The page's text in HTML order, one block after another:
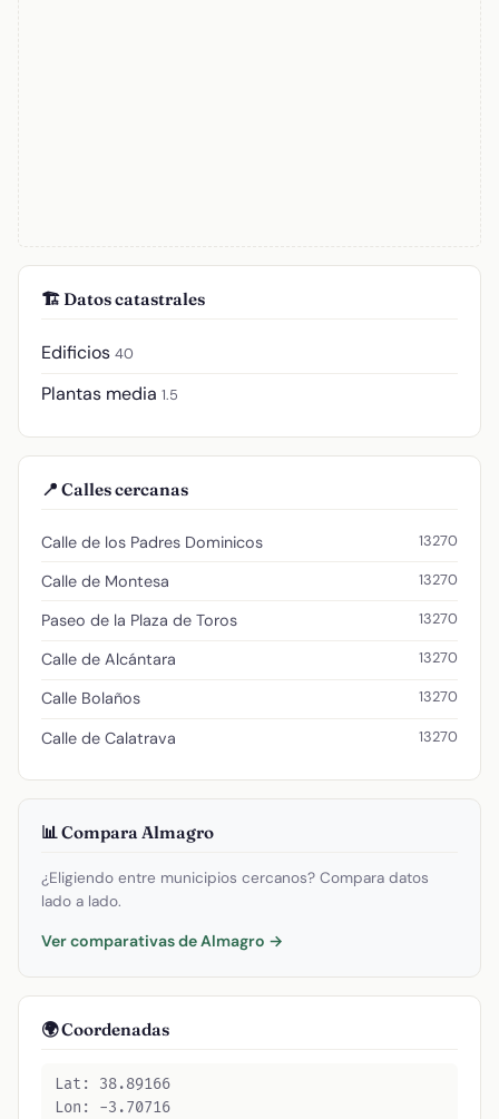
🏗️ Datos catastrales
Edificios 40
Plantas media 1.5
📍 Calles cercanas
Calle de los Padres Dominicos 13270
Calle de Montesa 13270
Paseo de la Plaza de Toros 13270
Calle de Alcántara 13270
Calle Bolaños 13270
Calle de Calatrava 13270
📊 Compara Almagro
¿Eligiendo entre municipios cercanos? Compara datos
lado a lado.
Ver comparativas de Almagro →
🌍 Coordenadas
Lat: 38.89166
Lon: -3.70716